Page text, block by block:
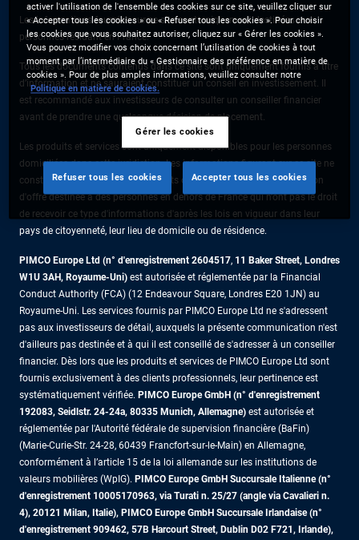
Les informations fournies sur ce site sont uniquement destinées aux
personnes résidant en France.
Tous les documents contenus dans ce site sont uniquement fournis à titre
d’information et ne sauraient constituer un conseil en investissement. Il
est recommandé aux investisseurs de consulter un conseiller financier
avant de prendre une quelconque décision de placement.
Les produits et services sont uniquement disponibles pour les personnes
domiciliées dans cette juridiction. Les informations figurant sur ce site ne
constituent pas une offre de produits ou de services ni une sollicitation
d'offre destinée à des personnes en dehors de France qui n'ont pas le droit
de recevoir ce type d'informations d'après les lois en vigueur dans leur
pays de citoyenneté, leur lieu de domicile ou de résidence.
PIMCO Europe Ltd (n° d'enregistrement 2604517, 11 Baker Street, Londres
W1U 3AH, Royaume-Uni) est autorisée et réglementée par la Financial
Conduct Authority (FCA) (12 Endeavour Square, Londres E20 1JN) au
Royaume-Uni. Les services fournis par PIMCO Europe Ltd ne s'adressent
pas aux investisseurs de détail, auxquels la présente communication n'est
d'ailleurs pas destinée et à qui il est conseillé de s'adresser à un conseiller
financier. Dès lors que les produits et services de PIMCO Europe Ltd sont
fournis exclusivement à des clients professionnels, leur pertinence est
systématiquement vérifiée. PIMCO Europe GmbH (n° d'enregistrement
192083, Seidlstr. 24-24a, 80335 Munich, Allemagne) est autorisée et
réglementée par l'Autorité fédérale de supervision financière (BaFin)
(Marie-Curie-Str. 24-28, 60439 Francfort-sur-le-Main) en Allemagne,
conformément à l’article 15 de la loi allemande sur les institutions de
valeurs mobilières (WpIG). PIMCO Europe GmbH Succursale Italienne (n°
d'enregistrement 10005170963, via Turati n. 25/27 (angle via Cavalieri n.
4), 20121 Milan, Italie), PIMCO Europe GmbH Succursale Irlandaise (n°
d'enregistrement 909462, 57B Harcourt Street, Dublin D02 F721, Irlande),
activer l'utilisation de l'ensemble des cookies sur ce site, veuillez cliquer sur
« Accepter tous les cookies » ou « Refuser tous les cookies ». Pour choisir
les cookies que vous souhaitez autoriser, cliquez sur « Gérer les cookies ».
Vous pouvez modifier vos choix concernant l’utilisation de cookies à tout
moment par l’intermédiaire du « Gestionnaire des préférence en matière de
cookies ». Pour de plus amples informations, veuillez consulter notre
Politique en matière de cookies.
Gérer les cookies
Refuser tous les cookies Accepter tous les cookies